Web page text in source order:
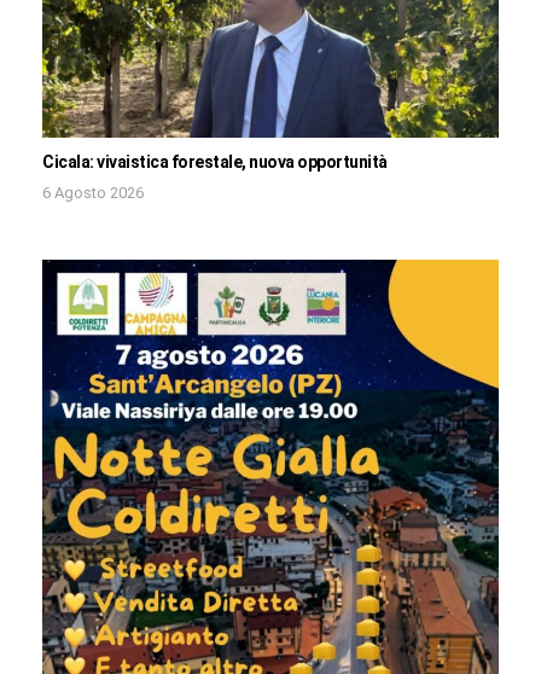
Cicala: vivaistica forestale, nuova opportunità
6 Agosto 2026